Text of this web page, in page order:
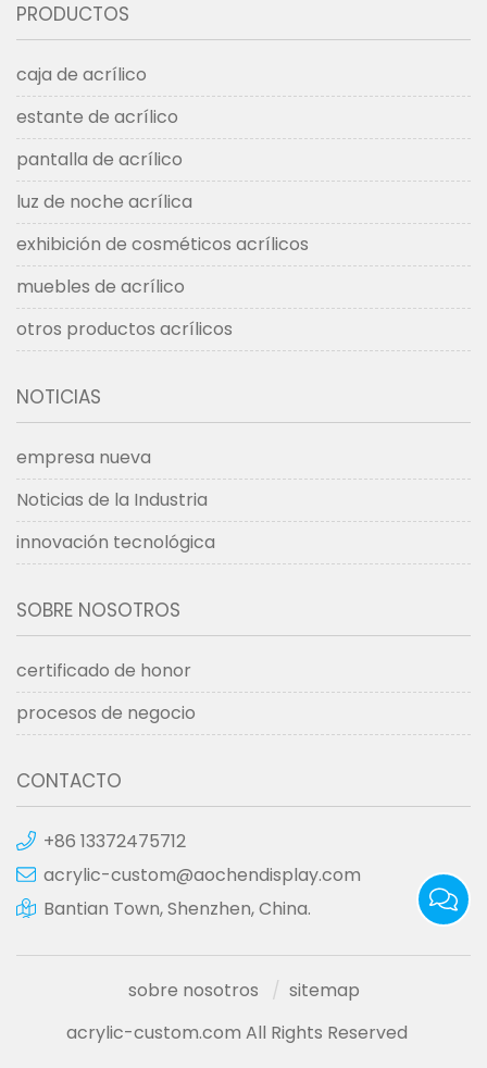
PRODUCTOS
caja de acrílico
estante de acrílico
pantalla de acrílico
luz de noche acrílica
exhibición de cosméticos acrílicos
muebles de acrílico
otros productos acrílicos
NOTICIAS
empresa nueva
Noticias de la Industria
innovación tecnológica
SOBRE NOSOTROS
certificado de honor
procesos de negocio
CONTACTO
+86 13372475712
acrylic-custom@aochendisplay.com
Bantian Town, Shenzhen, China.
sobre nosotros
sitemap
acrylic-custom.com All Rights Reserved